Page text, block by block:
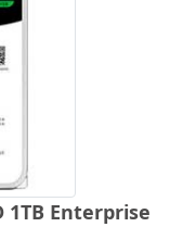
1TB Enterprise